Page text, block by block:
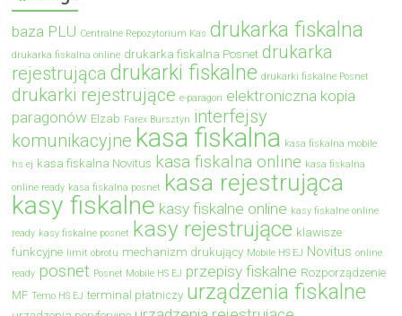
baza PLU Centralne Repozytorium Kas drukarka fiskalna
drukarka fiskalna online drukarka fiskalna Posnet drukarka
rejestrująca drukarki fiskalne drukarki fiskalne Posnet
drukarki rejestrujące e-paragon elektroniczna kopia
paragonów Elzab Farex Bursztyn interfejsy
komunikacyjne kasa fiskalna kasa fiskalna mobile
hs ej kasa fiskalna Novitus kasa fiskalna online kasa fiskalna
online ready kasa fiskalna posnet kasa rejestrująca
kasy fiskalne kasy fiskalne online kasy fiskalne online
ready kasy fiskalne posnet kasy rejestrujące klawisze
funkcyjne
limit obrotu mechanizm drukujący Mobile HS EJ Novitus online
ready posnet Posnet Mobile HS EJ przepisy fiskalne Rozporządzenie
MF Temo HS EJ terminal płatniczy urządzenia fiskalne